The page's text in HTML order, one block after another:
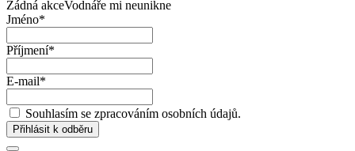
Žádná akceVodnáře mi neunikne
Jméno*
Příjmení*
E-mail*
Souhlasím se zpracováním osobních údajů.
Přihlásit k odběru